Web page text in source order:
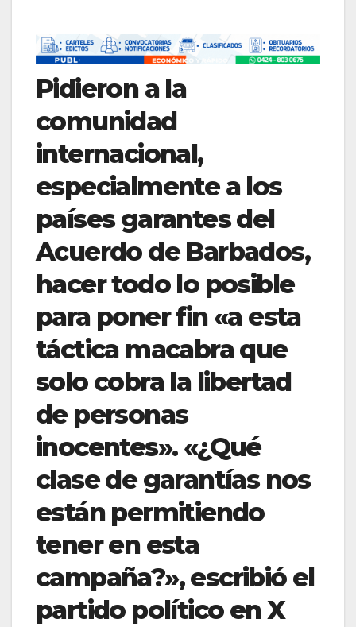
Pidieron a la
comunidad
internacional,
especialmente a los
países garantes del
Acuerdo de Barbados,
hacer todo lo posible
para poner fin «a esta
táctica macabra que
solo cobra la libertad
de personas
inocentes». «¿Qué
clase de garantías nos
están permitiendo
tener en esta
campaña?», escribió el
partido político en X